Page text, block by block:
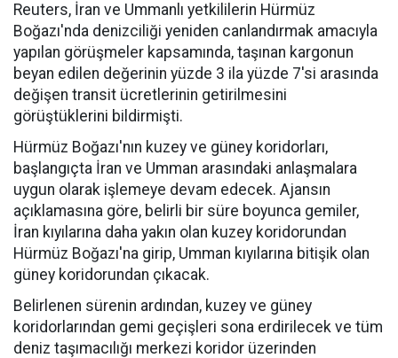
Reuters, İran ve Ummanlı yetkililerin Hürmüz
Boğazı'nda denizciliği yeniden canlandırmak amacıyla
yapılan görüşmeler kapsamında, taşınan kargonun
beyan edilen değerinin yüzde 3 ila yüzde 7'si arasında
değişen transit ücretlerinin getirilmesini
görüştüklerini bildirmişti.
Hürmüz Boğazı'nın kuzey ve güney koridorları,
başlangıçta İran ve Umman arasındaki anlaşmalara
uygun olarak işlemeye devam edecek. Ajansın
açıklamasına göre, belirli bir süre boyunca gemiler,
İran kıyılarına daha yakın olan kuzey koridorundan
Hürmüz Boğazı'na girip, Umman kıyılarına bitişik olan
güney koridorundan çıkacak.
Belirlenen sürenin ardından, kuzey ve güney
koridorlarından gemi geçişleri sona erdirilecek ve tüm
deniz taşımacılığı merkezi koridor üzerinden